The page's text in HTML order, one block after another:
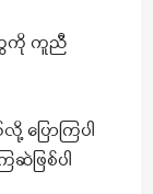
ေကို ကူညီ
ြောကြပါ
ဖြစ်ပါ